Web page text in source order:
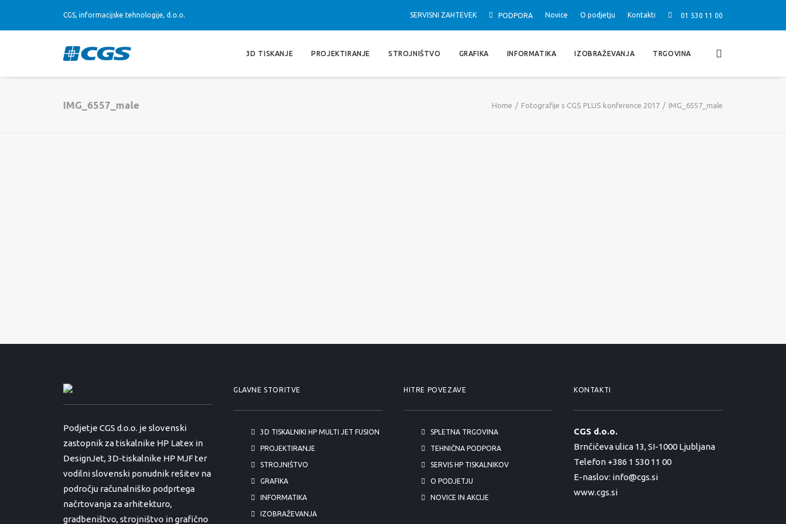
CGS, informacijske tehnologije, d.o.o. SERVISNI ZAHTEVEK PODPORA Novice O podjetju Kontakti 01 530 11 00
3D TISKANJE PROJEKTIRANJE STROJNIŠTVO GRAFIKA INFORMATIKA IZOBRAŽEVANJA TRGOVINA
IMG_6557_male Home Fotografije s CGS PLUS konference 2017 IMG_6557_male
Podjetje CGS d.o.o. je slovenski
zastopnik za tiskalnike HP Latex in
DesignJet, 3D-tiskalnike HP MJF ter
vodilni slovenski ponudnik rešitev na
področju računalniško podprtega
načrtovanja za arhitekturo,
gradbeništvo, strojništvo in grafično
GLAVNE STORITVE
3D TISKALNIKI HP MULTI JET FUSION
PROJEKTIRANJE
STROJNIŠTVO
GRAFIKA
INFORMATIKA
IZOBRAŽEVANJA
HITRE POVEZAVE
SPLETNA TRGOVINA
TEHNIČNA PODPORA
SERVIS HP TISKALNIKOV
O PODJETJU
NOVICE IN AKCIJE
KONTAKTI
CGS d.o.o.
Brnčičeva ulica 13, SI-1000 Ljubljana
Telefon +386 1 530 11 00
E-naslov: info@cgs.si
www.cgs.si